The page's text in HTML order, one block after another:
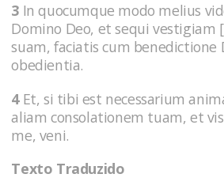
3 In quocumque modo melius
Domino Deo, et sequi vestigiam
suam, faciatis cum benedictione
obedientia.
4Et, si tibi est necessarium
aliam consolationem tuam, et
me, veni.
Texto Traduzido